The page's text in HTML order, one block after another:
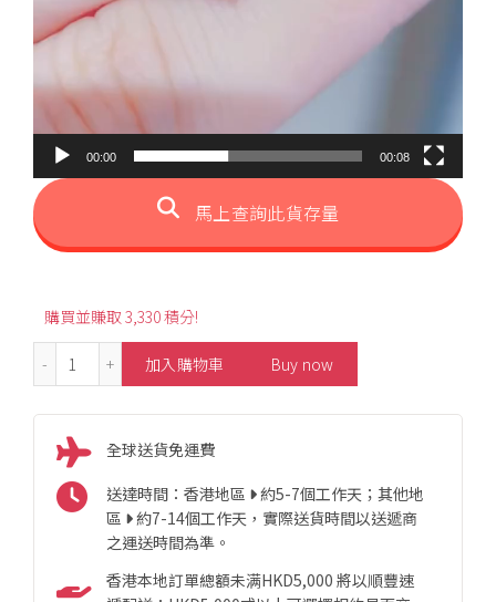
00:00 00:08
馬上查詢此貨存量
購買並賺取 3,330 積分!
1.00ct Four Leaf Style Aquamarine Stud Earrings 數量
加入購物車 Buy now
全球送貨免運費
送達時間：香港地區
約5-7個工作天；其他地
區
約7-14個工作天，實際送貨時間以送遞商
之運送時間為準。
香港本地訂單總額未满HKD5,000 將以順豐速